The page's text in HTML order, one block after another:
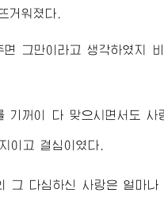
거워졌다.
그만이라고 생각하였지
기꺼이 다 맞으시면서도
이고 결심이였다.
그 다심하신 사랑은 얼마나